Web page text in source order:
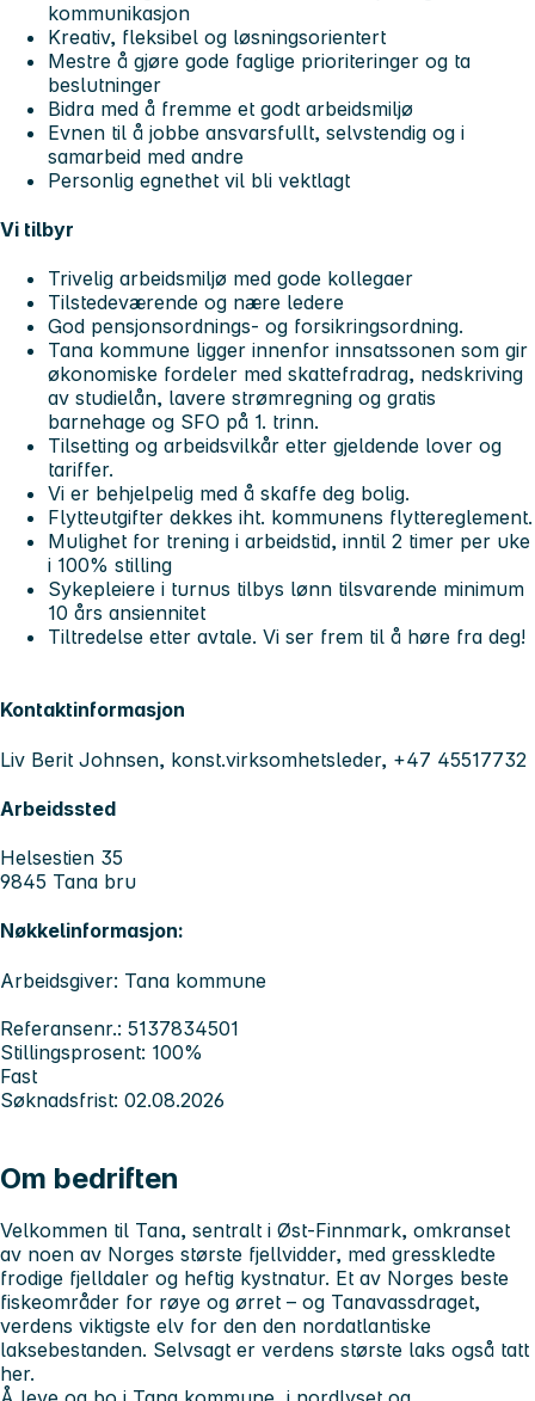
kommunikasjon
Kreativ, fleksibel og løsningsorientert
Mestre å gjøre gode faglige prioriteringer og ta
beslutninger
Bidra med å fremme et godt arbeidsmiljø
Evnen til å jobbe ansvarsfullt, selvstendig og i
samarbeid med andre
Personlig egnethet vil bli vektlagt
Vi tilbyr
Trivelig arbeidsmiljø med gode kollegaer
Tilstedeværende og nære ledere
God pensjonsordnings- og forsikringsordning.
Tana kommune ligger innenfor innsatssonen som gir
økonomiske fordeler med skattefradrag, nedskriving
av studielån, lavere strømregning og gratis
barnehage og SFO på 1. trinn.
Tilsetting og arbeidsvilkår etter gjeldende lover og
tariffer.
Vi er behjelpelig med å skaffe deg bolig.
Flytteutgifter dekkes iht. kommunens flyttereglement.
Mulighet for trening i arbeidstid, inntil 2 timer per uke
i 100% stilling
Sykepleiere i turnus tilbys lønn tilsvarende minimum
10 års ansiennitet
Tiltredelse etter avtale. Vi ser frem til å høre fra deg!
Kontaktinformasjon
Liv Berit Johnsen, konst.virksomhetsleder, +47 45517732
Arbeidssted
Helsestien 35
9845 Tana bru
Nøkkelinformasjon:
Arbeidsgiver: Tana kommune
Referansenr.: 5137834501
Stillingsprosent: 100%
Fast
Søknadsfrist: 02.08.2026
Om bedriften
Velkommen til Tana, sentralt i Øst-Finnmark, omkranset
av noen av Norges største fjellvidder, med gresskledte
frodige fjelldaler og heftig kystnatur. Et av Norges beste
fiskeområder for røye og ørret – og Tanavassdraget,
verdens viktigste elv for den den nordatlantiske
laksebestanden. Selvsagt er verdens største laks også tatt
her.